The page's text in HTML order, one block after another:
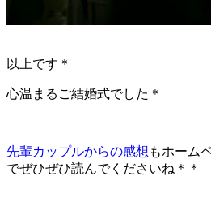
以上です＊
心温まるご結婚式でした＊
先輩カップルからの感想 もホーム
でぜひぜひ読んでくださいね＊＊